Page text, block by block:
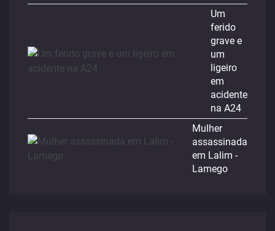
Um
ferido
grave e
um
ligeiro
em
acidente
na A24
Mulher
assassinada
em Lalim -
Lamego